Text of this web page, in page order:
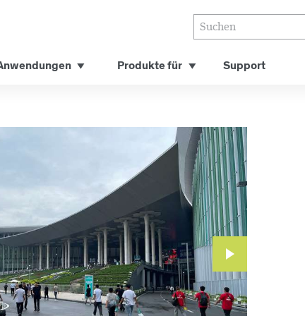
Produkte für Support
Nächstes
Slide